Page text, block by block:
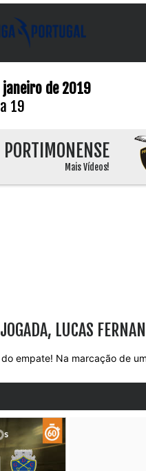
de 2019
19
PORTIMONENSE
Mais Vídeos!
LUCAS
empate! Na marcação de